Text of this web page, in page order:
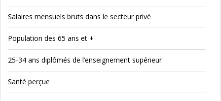
Salaires mensuels bruts dans le secteur privé
Population des 65 ans et +
25-34 ans diplômés de l’enseignement supérieur
Santé perçue